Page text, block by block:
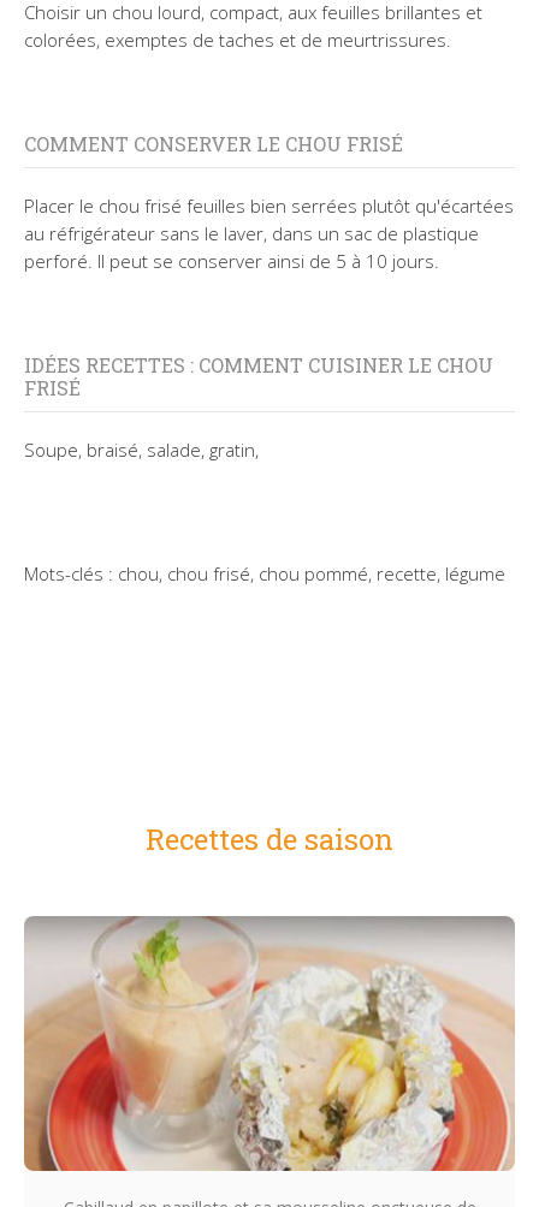
Choisir un chou lourd, compact, aux feuilles brillantes et
colorées, exemptes de taches et de meurtrissures.
COMMENT CONSERVER LE CHOU FRISÉ
Placer le chou frisé feuilles bien serrées plutôt qu'écartées
au réfrigérateur sans le laver, dans un sac de plastique
perforé. Il peut se conserver ainsi de 5 à 10 jours.
IDÉES RECETTES : COMMENT CUISINER LE CHOU
FRISÉ
Soupe, braisé, salade, gratin,
Mots-clés : chou, chou frisé, chou pommé, recette, légume
Recettes de saison